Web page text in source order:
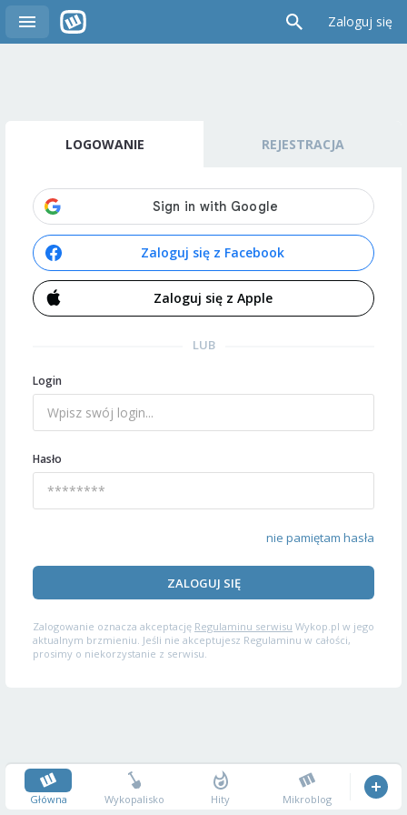
Zaloguj się
LOGOWANIE REJESTRACJA
Zaloguj się z Facebook
Zaloguj się z Apple
LUB
Login
Hasło
nie pamiętam hasła
ZALOGUJ SIĘ
Zalogowanie oznacza akceptację Regulaminu serwisu Wykop.pl w jego
aktualnym brzmieniu. Jeśli nie akceptujesz Regulaminu w całości,
prosimy o niekorzystanie z serwisu.
Główna Wykopalisko Hity Mikroblog